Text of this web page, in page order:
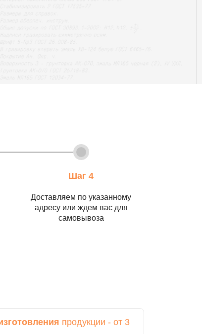
Шаг 4
Доставляем по указанному
адресу или ждем вас для
самовывоза
продукции - от 3